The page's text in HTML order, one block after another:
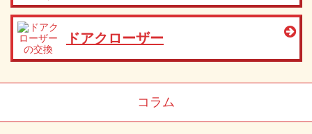
ドアクローザー
コラム